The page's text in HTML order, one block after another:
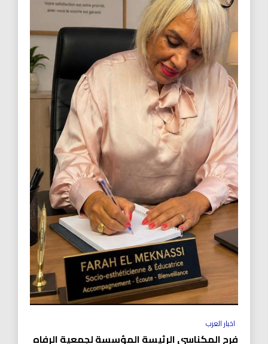
اخبار العرب
فرح المكناسي الرئيسة المؤسسة لجمعية الرفاه